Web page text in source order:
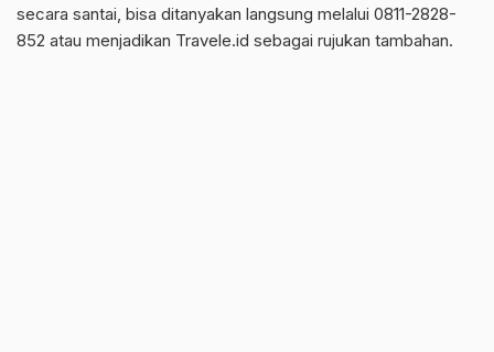
secara santai, bisa ditanyakan langsung melalui 0811-2828-
852 atau menjadikan Travele.id sebagai rujukan tambahan.